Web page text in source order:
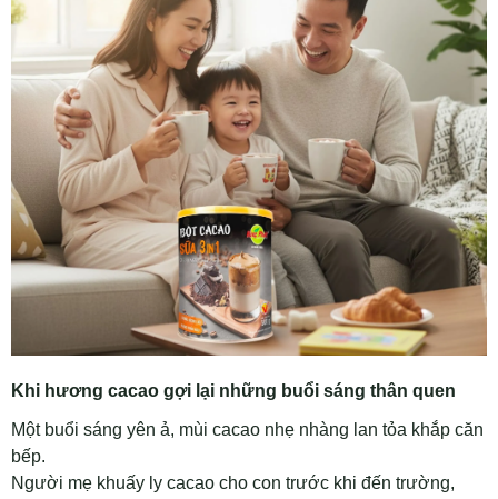
Khi hương cacao gợi lại những buổi sáng thân quen
Một buổi sáng yên ả, mùi cacao nhẹ nhàng lan tỏa khắp căn
bếp.
Người mẹ khuấy ly cacao cho con trước khi đến trường,